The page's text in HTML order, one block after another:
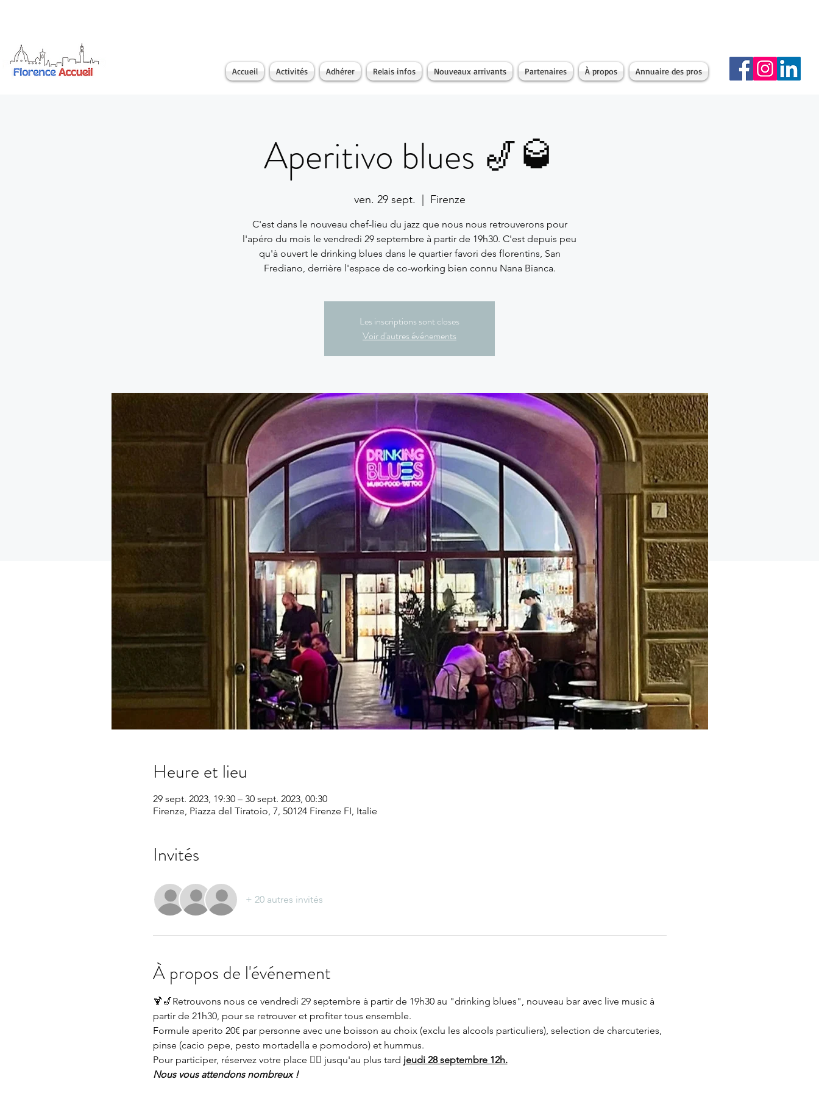
Accueil Activités Adhérer Relais infos Nouveaux arrivants Partenaires À propos Annuaire des pros
Aperitivo blues 🎷🥃
ven. 29 sept. Firenze
C'est dans le nouveau chef-lieu du jazz que nous nous retrouverons pour
l'apéro du mois le vendredi 29 septembre à partir de 19h30. C'est depuis peu
qu'à ouvert le drinking blues dans le quartier favori des florentins, San
Frediano, derrière l'espace de co-working bien connu Nana Bianca.
Les inscriptions sont closes
Voir d'autres événements
Heure et lieu
29 sept. 2023, 19:30 – 30 sept. 2023, 00:30
Firenze, Piazza del Tiratoio, 7, 50124 Firenze FI, Italie
Invités
+ 20 autres invités
À propos de l'événement
🍹🎷Retrouvons nous ce vendredi 29 septembre à partir de 19h30 au "drinking blues", nouveau bar avec live music à
partir de 21h30, pour se retrouver et profiter tous ensemble.
Formule aperito 20€ par personne avec une boisson au choix (exclu les alcools particuliers), selection de charcuteries,
pinse (cacio pepe, pesto mortadella e pomodoro) et hummus.
Pour participer, réservez votre place 👇🏼 jusqu'au plus tard jeudi 28 septembre 12h.
Nous vous attendons nombreux !